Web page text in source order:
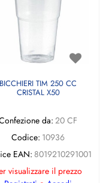
BICCHIERI TIM 250 CC
CRISTAL X50
da:20 CF
Codice: 10936
EAN: 8019210291001
visualizzare il prezzo